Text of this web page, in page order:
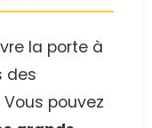
la porte à
des
pouvez